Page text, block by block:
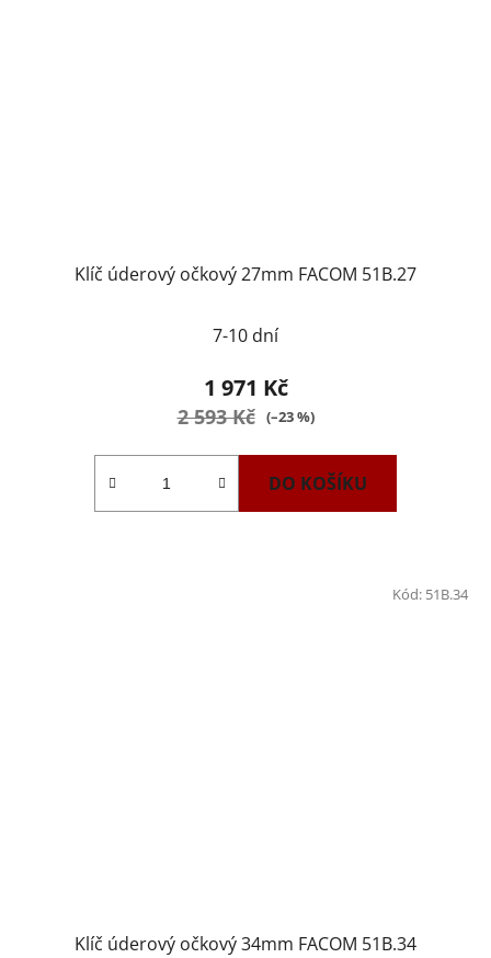
Klíč úderový očkový 27mm FACOM 51B.27
7-10 dní
1 971 Kč
2 593 Kč (–23 %)
DO KOŠÍKU
Klíč úderový očkový 34mm FACOM 51B.34
Kód: 51B.34